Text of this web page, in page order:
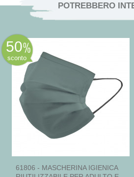
POTREBBERO
50
sconto
61806 - MASCHERINA IGIENICA